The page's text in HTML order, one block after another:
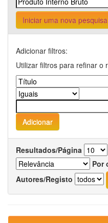
Iniciar uma nova pesquisa
Adicionar filtros:
Utilizar filtros para refinar o
Resultados/Página
Por
Autores/Registo